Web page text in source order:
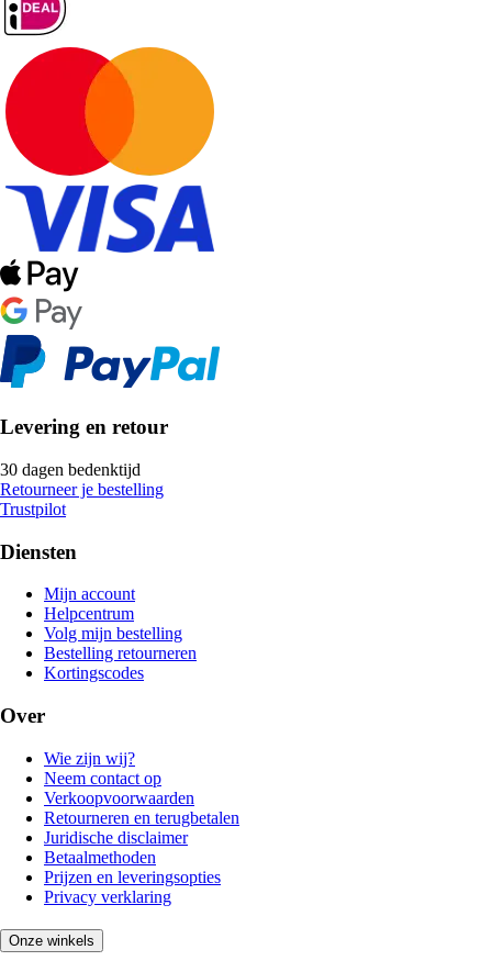
Levering en retour
30 dagen bedenktijd
Retourneer je bestelling
Trustpilot
Diensten
Mijn account
Helpcentrum
Volg mijn bestelling
Bestelling retourneren
Kortingscodes
Over
Wie zijn wij?
Neem contact op
Verkoopvoorwaarden
Retourneren en terugbetalen
Juridische disclaimer
Betaalmethoden
Prijzen en leveringsopties
Privacy verklaring
Onze winkels